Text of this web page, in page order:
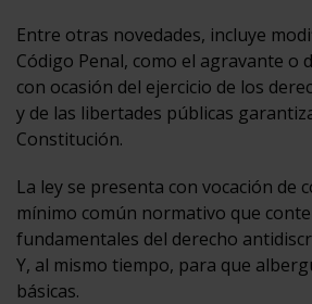
Entre otras novedades, incluye
Código Penal, como el agravante o
con ocasión del ejercicio de los
y de las libertades públicas
Constitución.
La ley se presenta con vocación de
mínimo común normativo que
fundamentales del derecho
Y, al mismo tiempo, para que
básicas.